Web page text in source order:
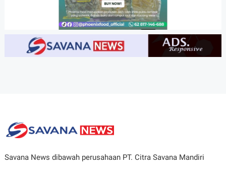
Savana News dibawah perusahaan PT. Citra Savana Mandiri